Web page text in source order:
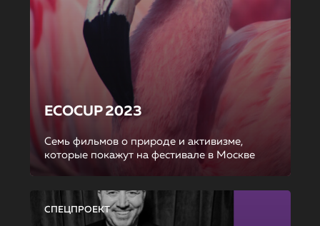
ECOCUP 2023
Семь фильмов о природе и активизме,
которые покажут на фестивале в Москве
СПЕЦПРОЕКТ